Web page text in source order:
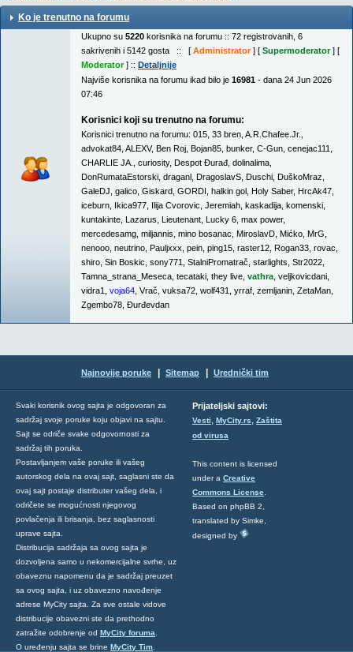
Ko je trenutno na forumu
Ukupno su 5220 korisnika na forumu :: 72 registrovanih, 6
sakrivenih i 5142 gosta :: [ Administrator] [ Supermoderator] [
Moderator] :: Detaljnije
Najviše korisnika na forumu ikad bilo je 16981 - dana 24 Jun 2026
07:46
Korisnici koji su trenutno na forumu:
Korisnici trenutno na forumu: 015 33 bren A.R.Chafee.Jr.
advokat84 ALEXV, Ben Roj Bojan85 bunker, C-Gun cenejac111
CHARLIE JA.
curiosity, Despot Đurađ dolinalima
DonRumataEstorski draganl DragoslavS Duschi DuškoMraz
GaleDJ galico Giskard GORDI halkin gol Holy Saber, HrcAk47
iceburn Ikica977 Ilija Cvorovic Jeremiah kaskadija komenski
kuntakinte Lazarus Lieutenant Lucky 6 max power,
mercedesamg miljannis mino bosanac MiroslavD Mićko MrG
nenooo neutrino Pauljxxx pein ping15 raster12 Rogan33 rovac
shiro Sin Boskic sony771 StalniPromatrač starlights Str2022
Tamna_strana_Meseca tecataki they live vathra veljkovicdani
vidra1
voja64 Vrač vuksa72 wolf431 yrraf zemljanin ZetaMan
Zgembo78 Đurđevdan
Najnovije poruke Sitemap Urednički tim
Svaki korisnik ovog sajta je odgovoran za
sadržaj svoje poruke koju objavi na sajtu.
Sajt se odriče svake odgovornosti za
sadržaj tih poruka.
Postavljanjem vaše poruke ili vašeg
autorskog dela na ovaj sajt, saglasni ste da
ovaj sajt postaje distributer vašeg dela, i
odričete se mogućnosti njegovog
povlačenja ili brisanja, bez saglasnosti
uprave sajta.
Distribucija sadržaja sa ovog sajta je
dozvoljena samo u nekomercijalne svrhe, uz
obaveznu napomenu da je sadržaj preuzet
sa ovog sajta, i uz obavezno navođenje
adrese MyCity sajta. Za sve ostale vidove
distribucije obavezni ste da prethodno
zatražite odobrenje od MyCity foruma
O uređenju sajta se brine MyCity Tim
Prijateljski sajtovi:
Vesti, MyCity.rs, Zaštita
od virusa
This content is licensed
under a Creative
Commons License
Based on phpBB 2,
translated by Simke,
designed by